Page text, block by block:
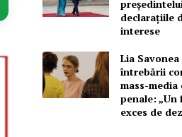
declarațiile
interese
Lia
întrebării
mass-
penale: „Un
exces de